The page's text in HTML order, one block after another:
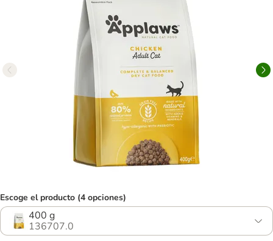
Escoge el producto (4 opciones)
400 g
136707.0